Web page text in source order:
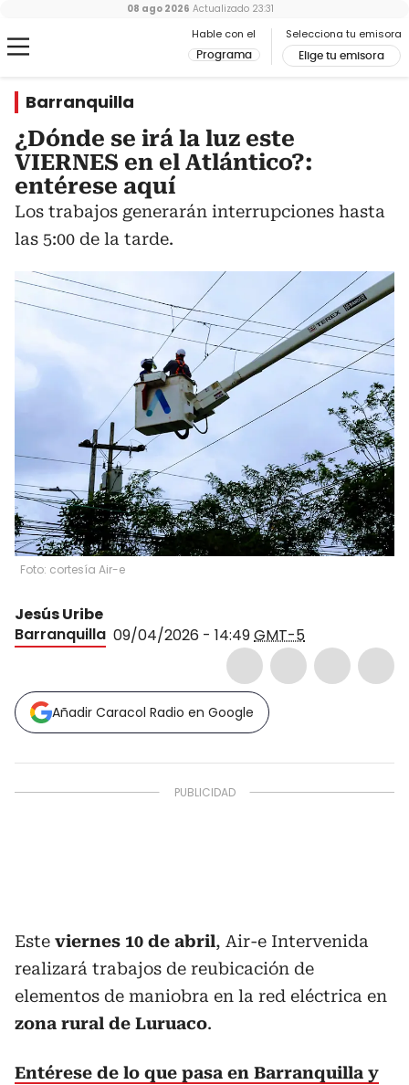
Hable con el
Programa
Selecciona tu emisora
Elige tu emisora
08 ago 2026 Actualizado 23:31
Barranquilla
¿Dónde se irá la luz este
VIERNES en el Atlántico?:
entérese aquí
Los trabajos generarán interrupciones hasta
las 5:00 de la tarde.
Foto: cortesía Air-e
Jesús Uribe
Barranquilla 09/04/2026 - 14:49GMT-5
Añadir Caracol Radio en Google
Este viernes 10 de abril, Air-e Intervenida
realizará trabajos de reubicación de
elementos de maniobra en la red eléctrica en
zona rural de Luruaco.
Entérese de lo que pasa en Barranquilla y